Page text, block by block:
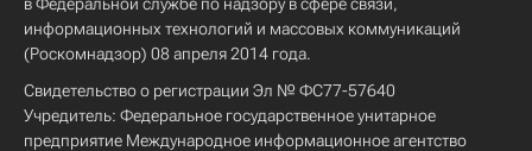
информационных технологий и массовых коммуникаций
(Роскомнадзор) 08 апреля 2014 года.
Свидетельство о регистрации Эл № ФС77-57640
Учредитель: Федеральное государственное унитарное
предприятие Международное информационное агентство